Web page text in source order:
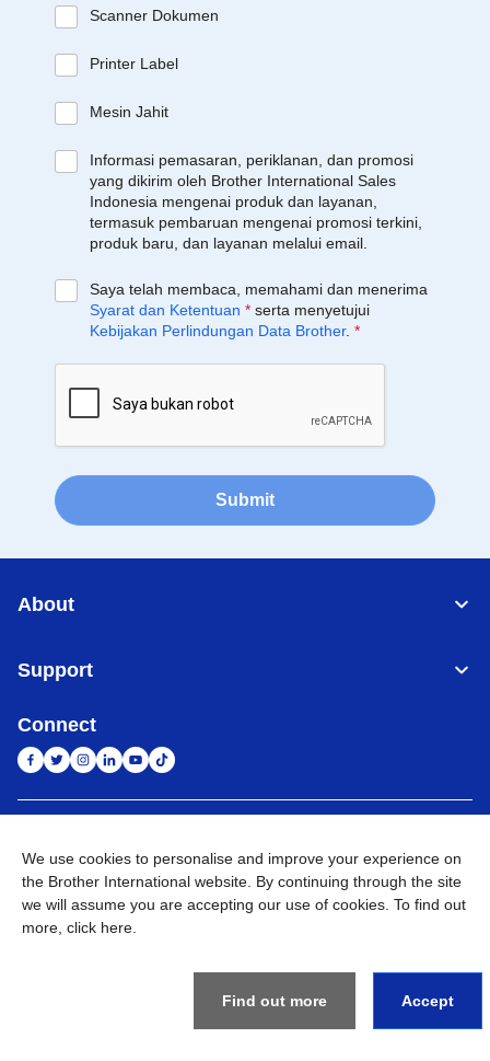
Scanner Dokumen
Printer Label
Mesin Jahit
Informasi pemasaran, periklanan, dan promosi
yang dikirim oleh Brother International Sales
Indonesia mengenai produk dan layanan,
termasuk pembaruan mengenai promosi terkini,
produk baru, dan layanan melalui email.
Saya telah membaca, memahami dan menerima
Syarat dan Ketentuan * serta menyetujui
Kebijakan Perlindungan Data Brother. *
Submit
About
Support
Connect
Privacy Policy Ketentuan Penggunaan Site Map Kunjungi Situs Global
©2026BROTHER INTERNATIONAL SALES INDONESIA All
We use cookies to personalise and improve your experience on
the Brother International website. By continuing through the site
we will assume you are accepting our use of cookies. To find out
more, click here
Find out more Accept